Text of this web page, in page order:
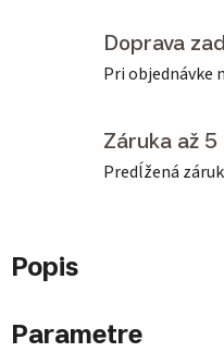
Doprava
Pri objednávke
Záruka až 5
Predĺžená
Popis
Parametre